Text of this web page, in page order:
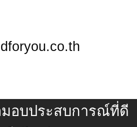
มอบประสบการณ์ที่ดี